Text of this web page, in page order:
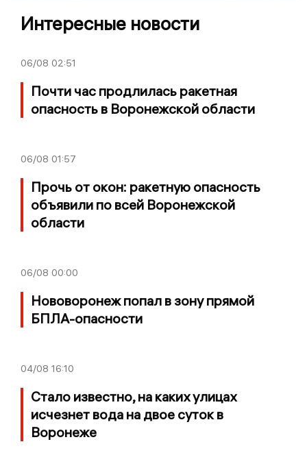
Интересные новости
06/08 02:51
Почти час продлилась ракетная
опасность в Воронежской области
06/08 01:57
Прочь от окон: ракетную опасность
объявили по всей Воронежской
области
06/08 00:00
Нововоронеж попал в зону прямой
БПЛА-опасности
04/08 16:10
Стало известно, на каких улицах
исчезнет вода на двое суток в
Воронеже